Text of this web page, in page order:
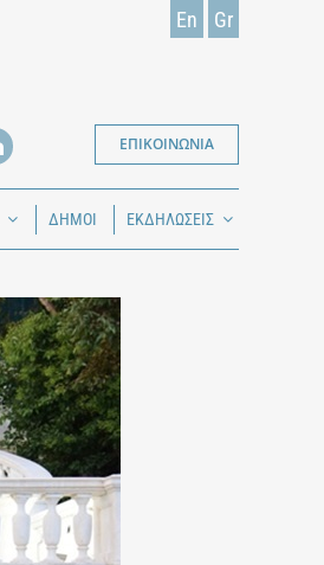
En Gr
ΕΠΙΚΟΙΝΩΝΙΑ
ΔΗΜΟΙ ΕΚΔΗΛΩΣΕΙΣ